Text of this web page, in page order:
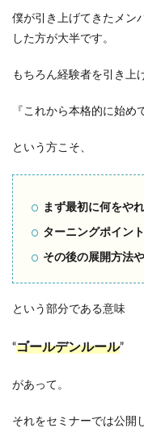
僕が引き上げてきたメン
した方が大半です。
もちろん経験者を引き上
『これから本格的に始め
という方こそ、
まず最初に何をや
ターニングポイン
その後の展開方法
という部分である意味
“ゴールデンルール”
があって。
それをセミナーでは公開